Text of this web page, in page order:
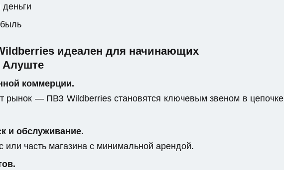
идеален для начинающих
Алуште
коммерции.
рынок — ПВЗ Wildberries становятся ключевым звеном в цепочке
и обслуживание.
часть магазина с минимальной арендой.